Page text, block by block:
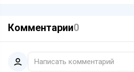
Комментарии0
Написать комментарий